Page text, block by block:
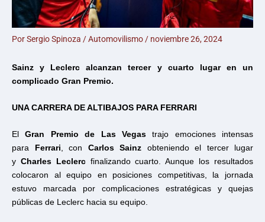
PorSergio Spinoza /Automovilismo / noviembre 26, 2024
Sainz y Leclerc alcanzan tercer y cuarto lugar en un
complicado Gran Premio.
UNA CARRERA DE ALTIBAJOS PARA FERRARI
ElGran Premio de Las Vegastrajo emociones intensas
para
Ferrari , con Carlos Sainz obteniendo el tercer lugar
y Charles Leclercfinalizando cuarto. Aunque los resultados
colocaron al equipo en posiciones competitivas, la jornada
estuvo marcada por complicaciones estratégicas y quejas
públicas de Leclerc hacia su equipo.